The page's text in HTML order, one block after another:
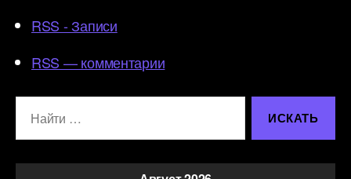
RSS - Записи
RSS — комментарии